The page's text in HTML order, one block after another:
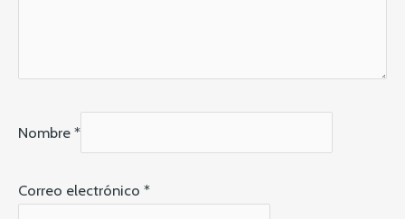
Nombre *
Correo electrónico *